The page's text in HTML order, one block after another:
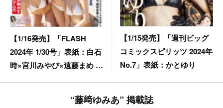
【1/16発売】「FLASH
2024年 1/30号」表紙：白石
時×宮川みやび×遠藤まめ /
【1/15発売】「週刊ビッグ
コミックスピリッツ 2024年
No.7」表紙：かとゆり
“藤﨑ゆみあ” 掲載誌